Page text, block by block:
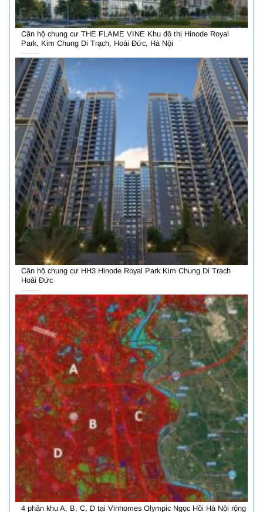
Căn hộ chung cư THE FLAME VINE Khu đô thị Hinode Royal
Park, Kim Chung Di Trạch, Hoài Đức, Hà Nội
Căn hộ chung cư HH3 Hinode Royal Park Kim Chung Di Trạch
Hoài Đức
4 phân khu A, B, C, D tại Vinhomes Olympic Ngọc Hồi Hà Nội rộng